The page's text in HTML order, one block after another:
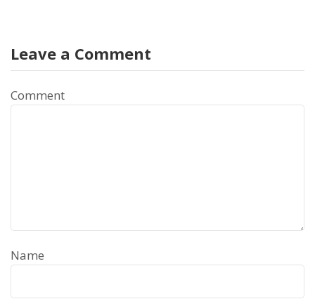
Leave a Comment
Comment
Name